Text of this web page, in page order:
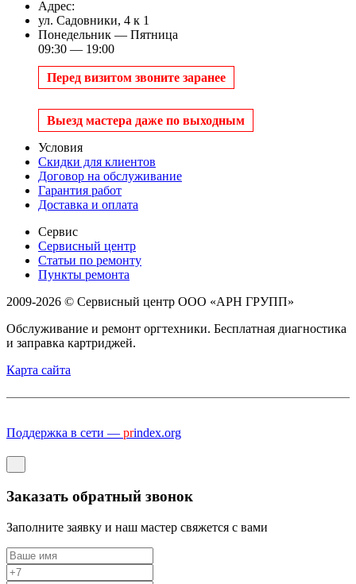
Адрес:
ул. Садовники, 4 к 1
Понедельник — Пятница
09:30 — 19:00
Перед визитом звоните заранее
Выезд мастера даже по выходным
Условия
Скидки для клиентов
Договор на обслуживание
Гарантия работ
Доставка и оплата
Сервис
Сервисный центр
Статьи по ремонту
Пункты ремонта
2009-2026 © Сервисный центр ООО «АРН ГРУПП»
Обслуживание и ремонт оргтехники. Бесплатная диагностика
и заправка картриджей.
Карта сайта
Поддержка в сети — prindex.org
Заказать обратный звонок
Заполните заявку и наш мастер свяжется с вами